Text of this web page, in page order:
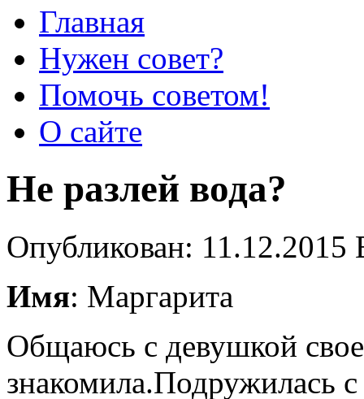
Главная
Нужен совет?
Помочь советом!
О сайте
Не разлей вода?
Опубликован: 11.12.2015
Имя: Маргарита
Общаюсь с девушкой
знакомила.Подружилась